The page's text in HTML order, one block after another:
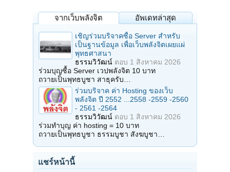
จากเว็บพลังจิต อัพเดทล่าสุด
เชิญร่วมบริจาคซื้อ Server สำหรับ
เป็นฐานข้อมูล เพื่อเว็บพลังจิตเผยแผ่
พุทธศาสนา
ธรรมวิวัฒน์ ตอบ 1 สิงหาคม 2026
ร่วมบุญซื้อ Server เวปพลังจิต 10 บาท
ถวายเป็นพุทธบูชา สาธุครับ…
ร่วมบริจาค ค่า Hosting ของเว็บ
พลังจิต ปี 2552 ...2558 -2559 -2560
- 2561 -2564
ธรรมวิวัฒน์ ตอบ 1 สิงหาคม 2026
ร่วมทำบุญ ค่า hosting = 10 บาท
ถวายเป็นพุทธบูชา ธรรมบูชา สังฆบูชา…
แชร์หน้านี้